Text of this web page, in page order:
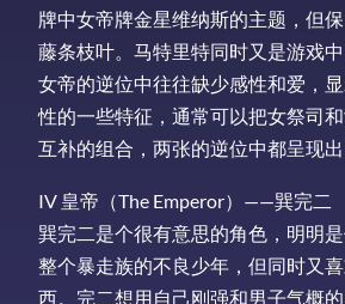
牌中女帝牌金星维纳斯的主题，但
藤条枝叶。马特里特同时又是游戏
女帝的逆位中往往缺少感性和爱，
性的一些特征，通常可以把女祭司
互补的组合，两张的逆位中都呈现出
IV 皇帝（The Emperor）——巽完二
巽完二是个很有意思的角色，明明
整个暴走族的不良少年，但同时又
西。完二想用自己刚强和男子气概